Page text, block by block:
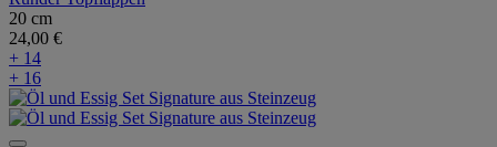
20 cm
24,00 €
+ 14
+ 16